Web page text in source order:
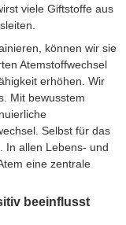
viele Giftstoffe aus
können wir sie
Atemstoffwechsel
erhöhen. Wir
Mit bewusstem
Selbst für das
In allen Lebens- und
eine zentrale
beeinflusst